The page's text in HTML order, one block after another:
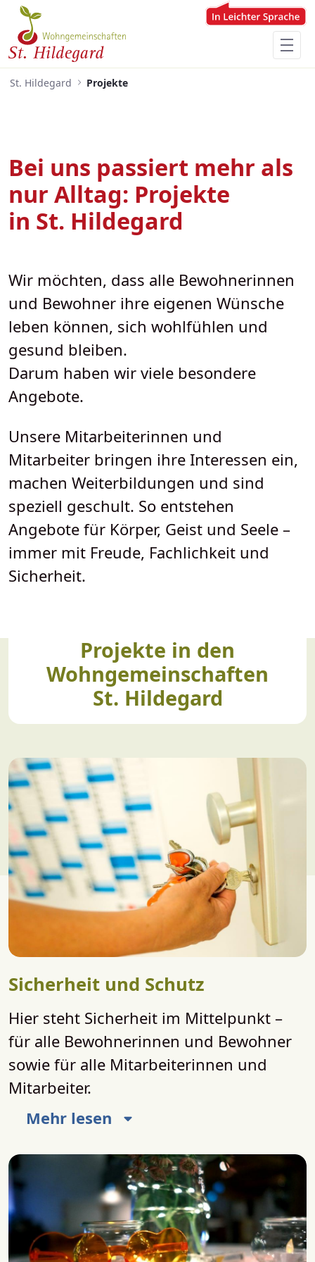
Zum Hauptinhalt springen
Menü für Barrierefreiheit öffnen
St. Hildegard Projekte
Bei uns passiert mehr als
nur Alltag: Projekte
in St. Hildegard
Wir möchten, dass alle Bewohnerinnen
und Bewohner ihre eigenen Wünsche
leben können, sich wohlfühlen und
gesund bleiben.
Darum haben wir viele besondere
Angebote.
Unsere Mitarbeiterinnen und
Mitarbeiter bringen ihre Interessen ein,
machen Weiterbildungen und sind
speziell geschult. So entstehen
Angebote für Körper, Geist und Seele –
immer mit Freude, Fachlichkeit und
Sicherheit.
Projekte in den
Wohngemeinschaften
St. Hildegard
Sicherheit und Schutz
Hier steht Sicherheit im Mittelpunkt –
für alle Bewohnerinnen und Bewohner
sowie für alle Mitarbeiterinnen und
Mitarbeiter.
Mehr lesen